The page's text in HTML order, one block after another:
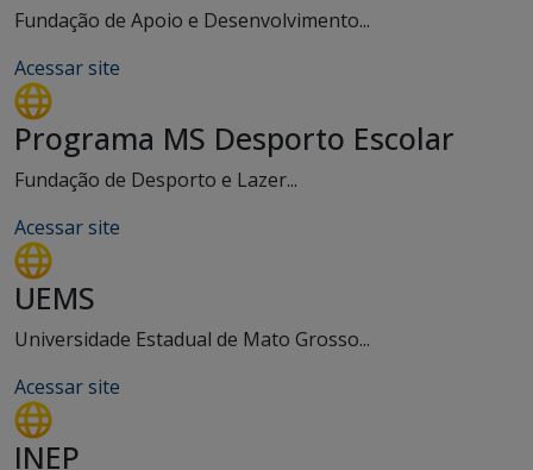
Fundação de Apoio e Desenvolvimento...
Acessar site
Programa MS Desporto Escolar
Fundação de Desporto e Lazer...
Acessar site
UEMS
Universidade Estadual de Mato Grosso...
Acessar site
INEP